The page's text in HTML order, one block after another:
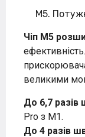
M5.
Чіп M5
великими
До 6,7
Pro з M1.
До 4 разів